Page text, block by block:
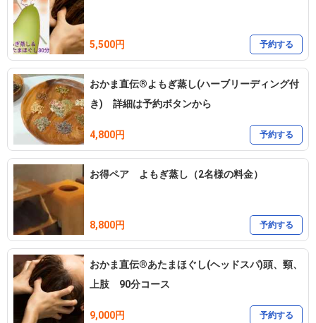
5,500円 予約する
おかま直伝®よもぎ蒸し(ハーブリーディング付
き) 詳細は予約ボタンから
4,800円 予約する
お得ペア よもぎ蒸し（2名様の料金）
8,800円 予約する
おかま直伝®あたまほぐし(ヘッドスパ)頭、頸、
上肢 90分コース
9,000円 予約する